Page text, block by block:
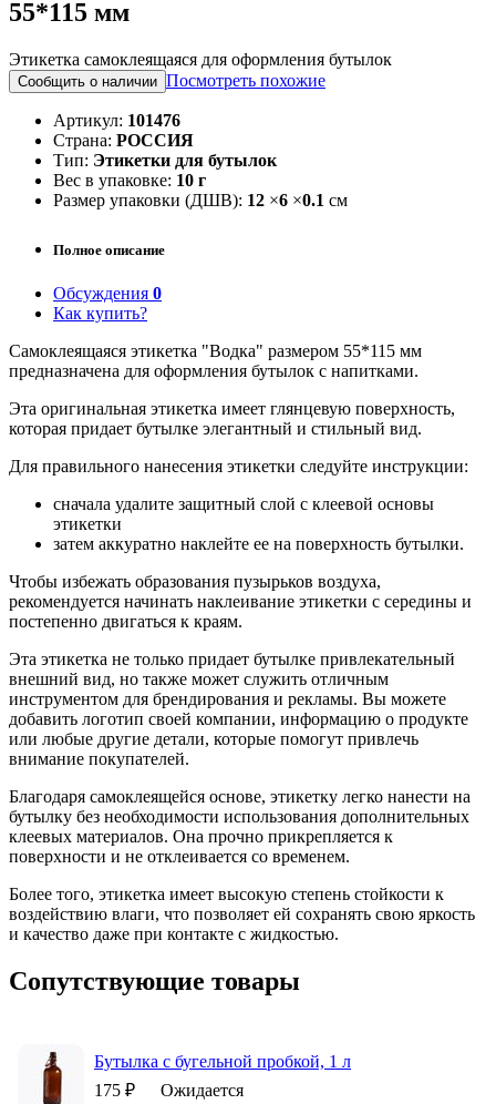
55*115 мм
Этикетка самоклеящаяся для оформления бутылок
Сообщить о наличии Посмотреть похожие
Артикул: 101476
Страна: РОССИЯ
Тип: Этикетки для бутылок
Вес в упаковке: 10 г
Размер упаковки (ДШВ): 12 ×6 ×0.1 см
Полное описание
Обсуждения 0
Как купить?
Самоклеящаяся этикетка "Водка" размером 55*115 мм
предназначена для оформления бутылок с напитками.
Эта оригинальная этикетка имеет глянцевую поверхность,
которая придает бутылке элегантный и стильный вид.
Для правильного нанесения этикетки следуйте инструкции:
сначала удалите защитный слой с клеевой основы
этикетки
затем аккуратно наклейте ее на поверхность бутылки.
Чтобы избежать образования пузырьков воздуха,
рекомендуется начинать наклеивание этикетки с середины и
постепенно двигаться к краям.
Эта этикетка не только придает бутылке привлекательный
внешний вид, но также может служить отличным
инструментом для брендирования и рекламы. Вы можете
добавить логотип своей компании, информацию о продукте
или любые другие детали, которые помогут привлечь
внимание покупателей.
Благодаря самоклеящейся основе, этикетку легко нанести на
бутылку без необходимости использования дополнительных
клеевых материалов. Она прочно прикрепляется к
поверхности и не отклеивается со временем.
Более того, этикетка имеет высокую степень стойкости к
воздействию влаги, что позволяет ей сохранять свою яркость
и качество даже при контакте с жидкостью.
Сопутствующие товары
Бутылка с бугельной пробкой, 1 л
175 ₽
Ожидается